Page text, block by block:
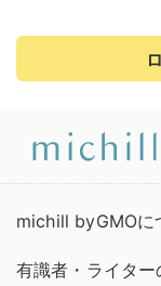
michill byGMOに
有識者・ライター